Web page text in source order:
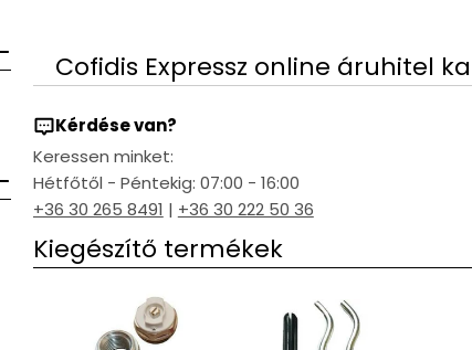
Cofidis Expressz online áruhitel
Kérdése van?
Keressen minket:
Hétfőtől - Péntekig: 07:00 - 16:00
+36 30 265 8491 | +36 30 222 50 36
Kiegészítő termékek